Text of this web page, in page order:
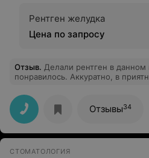
Рентген желудка
Цена по запросу
Отзыв. Делали рентген в данном
понравилось. Аккуратно, в
Отзывы34
СТОМАТОЛОГИЯ